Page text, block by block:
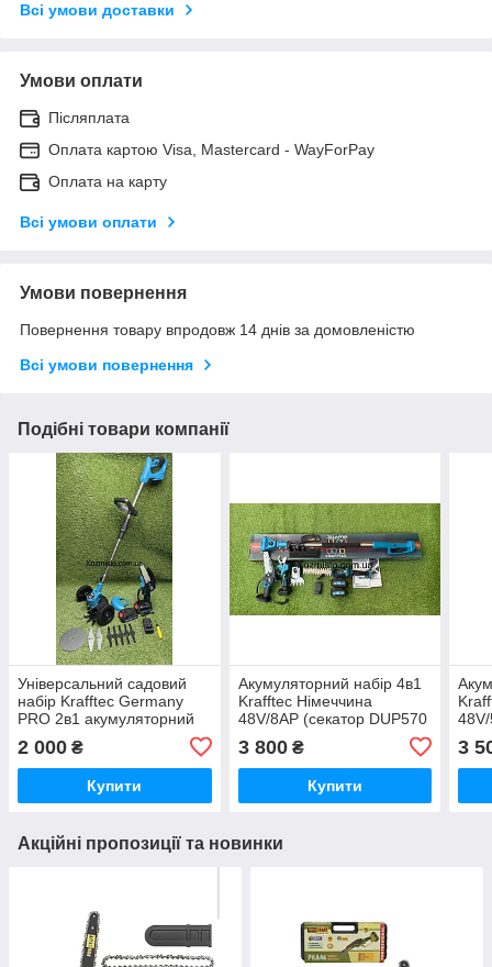
Всі умови доставки
Умови оплати
Післяплата
Оплата картою Visa, Mastercard - WayForPay
Оплата на карту
Всі умови оплати
Умови повернення
Повернення товару впродовж 14 днів за домовленістю
Всі умови повернення
Подібні товари компанії
Універсальний садовий
набір Krafftec Germany
PRO 2в1 акумуляторний
мініпила DUC155Z
UR150DWAE 48 V 6 Ah
2 000 ₴
Купити
Акумуляторний набір 4в1
Krafftec Німеччина
48V/8AP (секатор DUP570
+ пила DUC170Z + штанга
2.7 м + кусторез )
3 800₴
Купити
3
Акційні пропозиції та новинки